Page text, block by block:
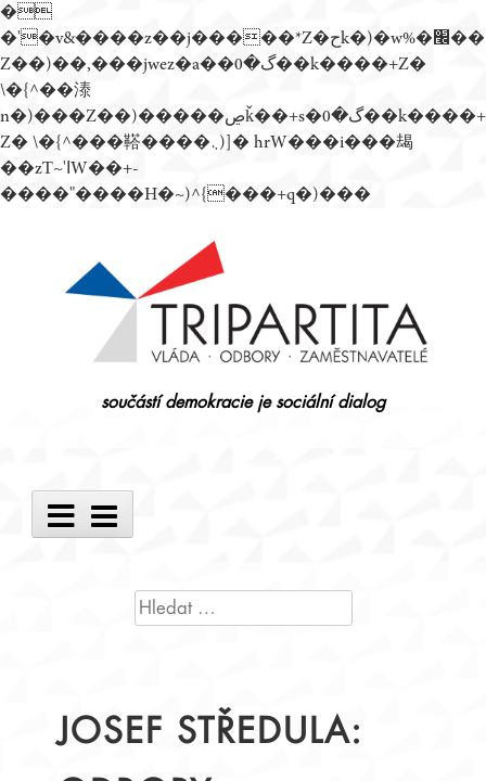
�
�'�v&����z��j�����*Z�حk�)�w%�׬��
Z��)��,���jwez�a��گ�0��k����+Z�
\�{^��溙
n�)���Z��)�����ڝǩ��+s�گ�0��k����+
Z� \�{^���鞳����܆)]� hrW���i���朅
��zƬ~'ߊW��+-
����"����H�~)^{���+q�)���
součástí demokracie je sociální dialog
Main
Menu
VYHLEDÁVÁNÍ
JOSEF STŘEDULA: